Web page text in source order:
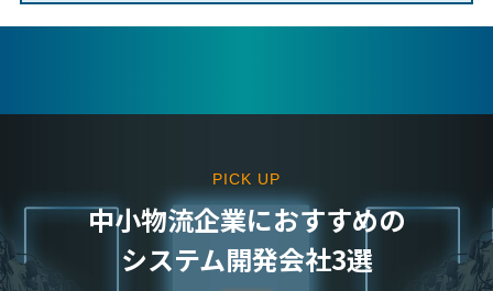
PICK UP
中⼩物流企業におすすめの
システム開発会社3選